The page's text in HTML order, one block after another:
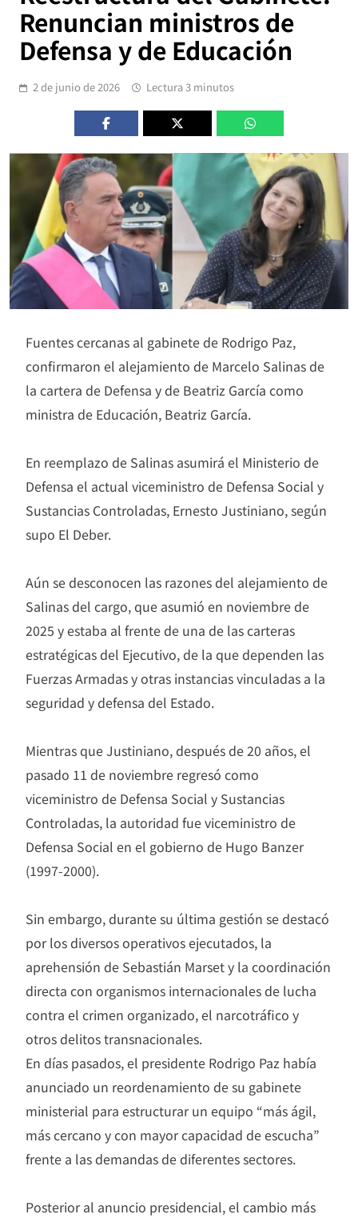
Renuncian ministros de
Defensa y de Educación
2 de junio de 2026 Lectura 3 minutos
Fuentes cercanas al gabinete de Rodrigo Paz,
confirmaron el alejamiento de Marcelo Salinas de
la cartera de Defensa y de Beatriz García como
ministra de Educación, Beatriz García.
En reemplazo de Salinas asumirá el Ministerio de
Defensa el actual viceministro de Defensa Social y
Sustancias Controladas, Ernesto Justiniano, según
supo El Deber.
Aún se desconocen las razones del alejamiento de
Salinas del cargo, que asumió en noviembre de
2025 y estaba al frente de una de las carteras
estratégicas del Ejecutivo, de la que dependen las
Fuerzas Armadas y otras instancias vinculadas a la
seguridad y defensa del Estado.
Mientras que Justiniano, después de 20 años, el
pasado 11 de noviembre regresó como
viceministro de Defensa Social y Sustancias
Controladas, la autoridad fue viceministro de
Defensa Social en el gobierno de Hugo Banzer
(1997-2000).
Sin embargo, durante su última gestión se destacó
por los diversos operativos ejecutados, la
aprehensión de Sebastián Marset y la coordinación
directa con organismos internacionales de lucha
contra el crimen organizado, el narcotráfico y
otros delitos transnacionales.
En días pasados, el presidente Rodrigo Paz había
anunciado un reordenamiento de su gabinete
ministerial para estructurar un equipo “más ágil,
más cercano y con mayor capacidad de escucha”
frente a las demandas de diferentes sectores.
Posterior al anuncio presidencial, el cambio más